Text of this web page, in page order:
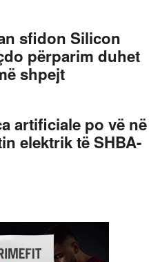
sfidon Silicon
përparim duhet
shpejt
artificiale po vë në
elektrik të SHBA-